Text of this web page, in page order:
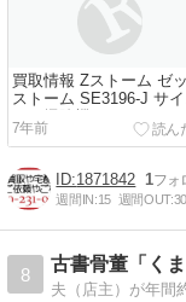
買取情報 Zストーム ゼ
ストーム SE3196-J サ
ロン掃除機1
7年前
1871842 1
週間IN:15 週間OUT:30
8
古書骨董「く